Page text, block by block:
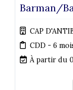
Barman/
CAP
CDD - 6
À partir du